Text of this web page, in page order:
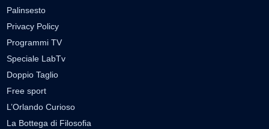
Palinsesto
Privacy Policy
Programmi TV
Speciale LabTv
Doppio Taglio
Free sport
L’Orlando Curioso
La Bottega di Filosofia